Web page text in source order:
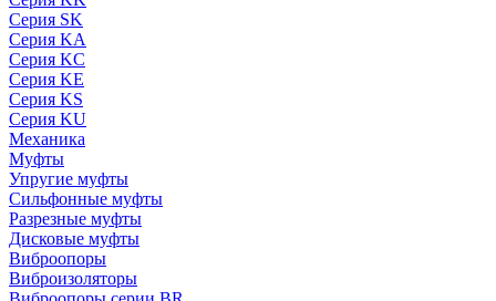
Серия SK
Серия KA
Серия KC
Серия KE
Серия KS
Серия KU
Механика
Муфты
Упругие муфты
Сильфонные муфты
Разрезные муфты
Дисковые муфты
Виброопоры
Виброизоляторы